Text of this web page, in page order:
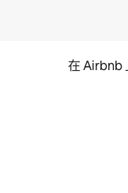
在 Airbnb